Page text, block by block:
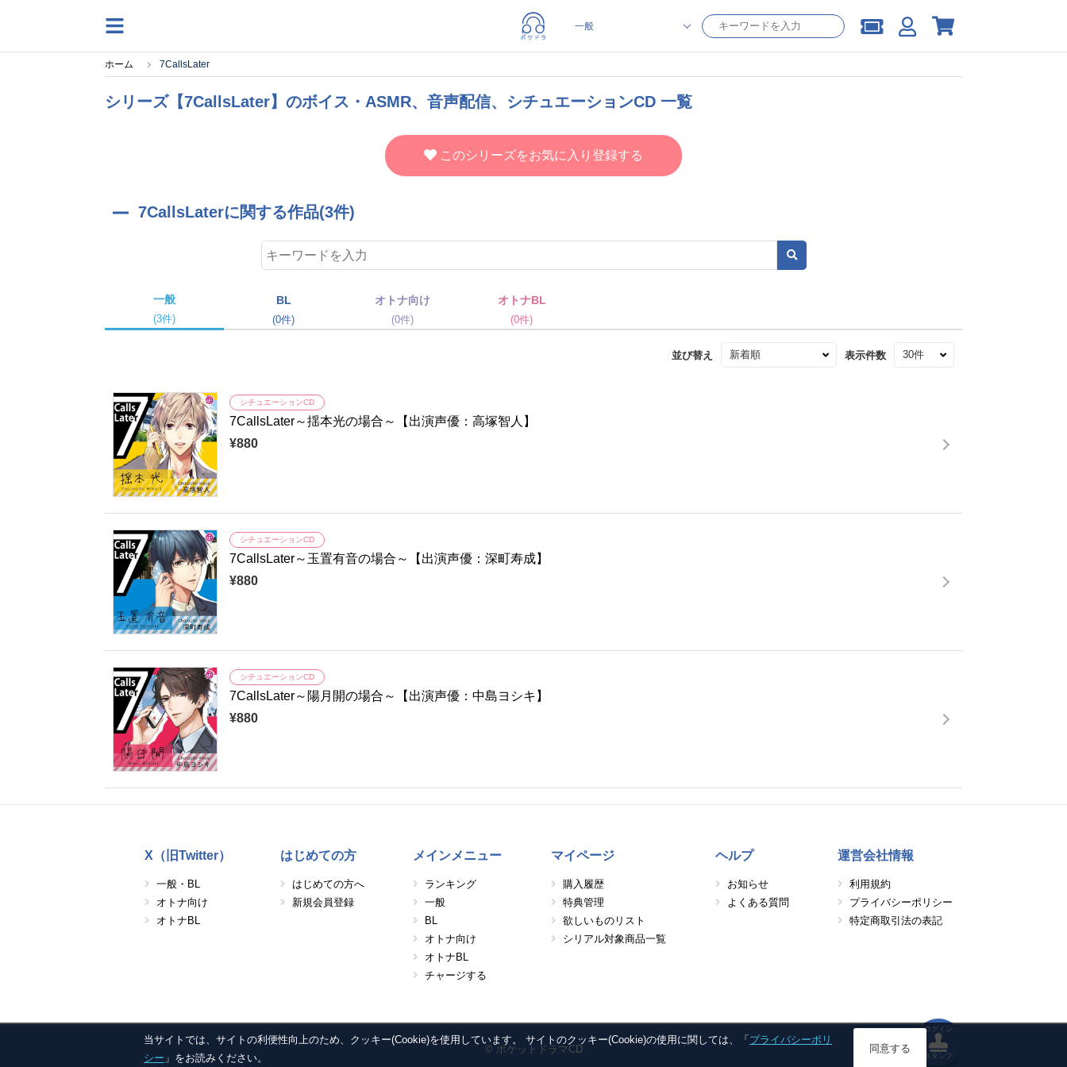
ログイン
スタンプ
ホーム 7CallsLater
シリーズ【7CallsLater】のボイス・ASMR、音声配信、シチュエーションCD 一覧
このシリーズをお気に入り登録する
7CallsLaterに関する作品(3件)
一般
(3件)
BL
(0件)
オトナ向け
(0件)
オトナBL
(0件)
並び替え 表示件数
シチュエーションCD
7CallsLater～揺本光の場合～【出演声優：高塚智人】
¥880
シチュエーションCD
7CallsLater～玉置有音の場合～【出演声優：深町寿成】
¥880
シチュエーションCD
7CallsLater～陽月開の場合～【出演声優：中島ヨシキ】
¥880
X（旧Twitter）
一般・BL
オトナ向け
オトナBL
はじめての方
はじめての方へ
新規会員登録
メインメニュー
ランキング
一般
BL
オトナ向け
オトナBL
チャージする
マイページ
購入履歴
特典管理
欲しいものリスト
シリアル対象商品一覧
ヘルプ
お知らせ
よくある質問
運営会社情報
利用規約
プライバシーポリシー
特定商取引法の表記
© ポケットドラマCD
当サイトでは、サイトの利便性向上のため、クッキー(Cookie)を使用しています。 サイトのクッキー(Cookie)の使用に関しては、「プライバシーポリ
シー 」をお読みください。
同意する